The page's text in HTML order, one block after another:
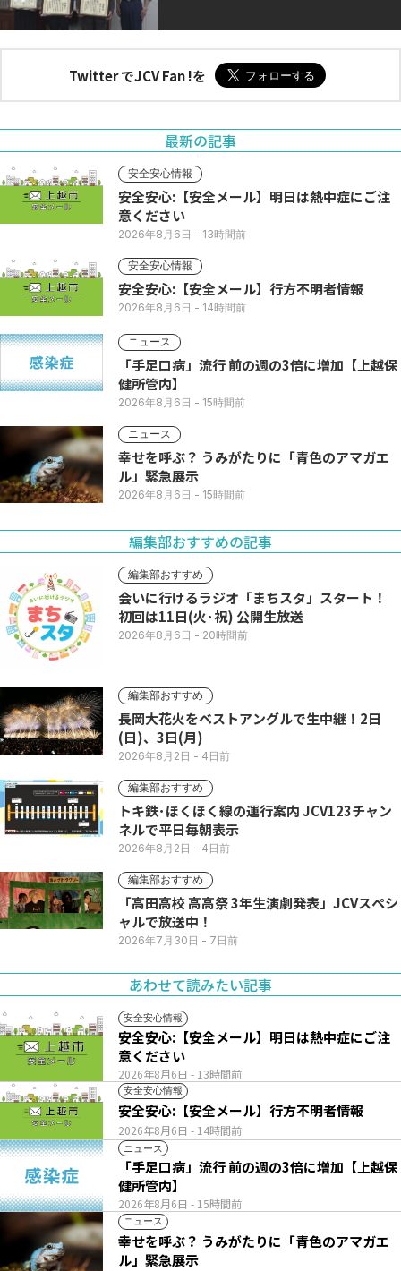
Twitter でJCV Fan !を
最新の記事
安全安心情報
安全安心:【安全メール】明日は熱中症にご注
意ください
2026年8月6日 - 13時間前
安全安心情報
安全安心:【安全メール】行方不明者情報
2026年8月6日 - 14時間前
ニュース
「手足口病」流行 前の週の3倍に増加【上越保
健所管内】
2026年8月6日 - 15時間前
ニュース
幸せを呼ぶ？ うみがたりに「青色のアマガエ
ル」緊急展示
2026年8月6日 - 15時間前
編集部おすすめの記事
編集部おすすめ
会いに行けるラジオ「まちスタ」スタート！
初回は11日(火･祝) 公開生放送
2026年8月6日 - 20時間前
編集部おすすめ
長岡大花火をベストアングルで生中継！2日
(日)、3日(月)
2026年8月2日 - 4日前
編集部おすすめ
トキ鉄･ほくほく線の運行案内 JCV123チャン
ネルで平日毎朝表示
2026年8月2日 - 4日前
編集部おすすめ
「高田高校 高高祭 3年生演劇発表」JCVスペシ
ャルで放送中！
2026年7月30日 - 7日前
あわせて読みたい記事
安全安心情報
2026年8月6日 - 13時間前
安全安心:【安全メール】明日は熱中症にご注
意ください
安全安心情報
2026年8月6日 - 14時間前
安全安心:【安全メール】行方不明者情報
ニュース
2026年8月6日 - 15時間前
「手足口病」流行 前の週の3倍に増加【上越保
健所管内】
ニュース
幸せを呼ぶ？ うみがたりに「青色のアマガエ
ル」緊急展示